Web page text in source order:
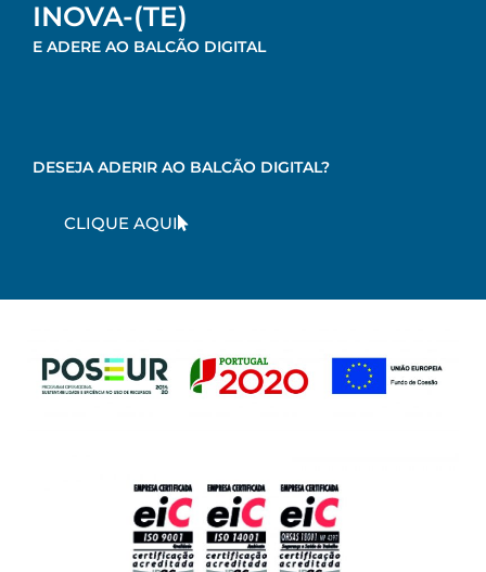
INOVA-(TE)
E ADERE AO BALCÃO DIGITAL
DESEJA ADERIR AO BALCÃO DIGITAL?
CLIQUE AQUI